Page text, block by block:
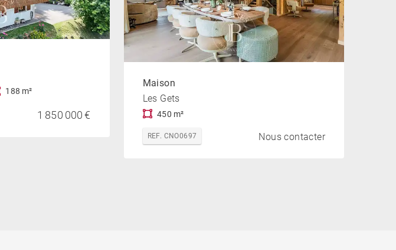
188 m²
1 850 000 €
Maison
Les Gets
450 m²
REF. CNO0697 Nous contacter